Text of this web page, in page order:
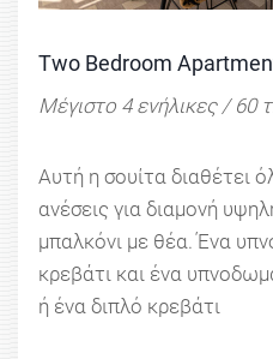
Two Bedroom
Μέγιστο 4 ενήλικες / 60
Αυτή η σουίτα διαθέτει
ανέσεις για διαμονή
μπαλκόνι με θέα. Ένα
κρεβάτι και ένα
ή ένα διπλό κρεβάτι